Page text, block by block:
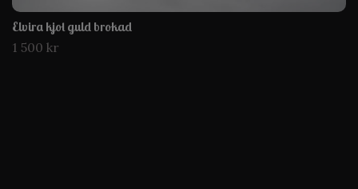
Elvira kjol guld brokad
1 500 kr